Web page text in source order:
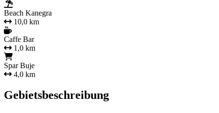
Beach Kanegra
10,0 km
Caffe Bar
1,0 km
Spar Buje
4,0 km
Gebietsbeschreibung